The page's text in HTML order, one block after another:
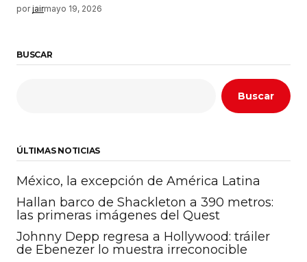
por jairmayo 19, 2026
BUSCAR
Buscar
ÚLTIMAS NOTICIAS
México, la excepción de América Latina
Hallan barco de Shackleton a 390 metros:
las primeras imágenes del Quest
Johnny Depp regresa a Hollywood: tráiler
de Ebenezer lo muestra irreconocible